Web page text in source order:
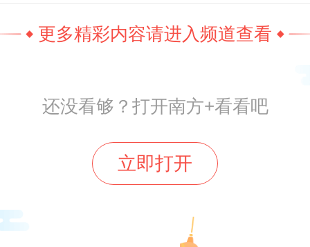
握广东历史方位，要深刻认识变
危局中有机遇的大局大势，不断
、应变开新的战略主动。
“交汇处”“交融处”“交锋处”，要求
更多精彩内容请进入频道查看
还没看够？打开南方+看看吧
立即打开